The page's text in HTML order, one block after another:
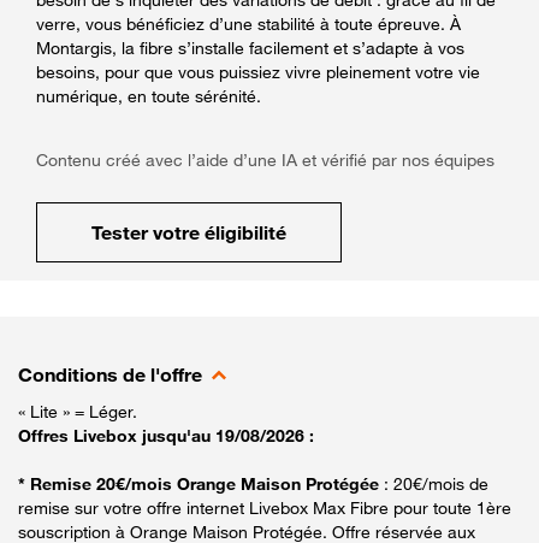
verre, vous bénéficiez d’une stabilité à toute épreuve. À
Montargis, la fibre s’installe facilement et s’adapte à vos
besoins, pour que vous puissiez vivre pleinement votre vie
numérique, en toute sérénité.
Contenu créé avec l’aide d’une IA et vérifié par nos équipes
Tester votre éligibilité
Conditions de l'offre
« Lite » = Léger.
Offres Livebox jusqu'au 19/08/2026 :
* Remise 20€/mois Orange Maison Protégée : 20€/mois de
remise sur votre offre internet Livebox Max Fibre pour toute 1ère
souscription à Orange Maison Protégée. Offre réservée aux